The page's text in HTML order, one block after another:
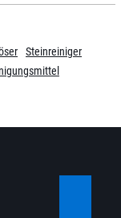
Steinreiniger